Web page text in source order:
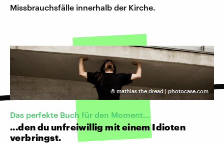
Missbrauchsfälle innerhalb der Kirche.
© mathias the dread | photocase.com
Das perfekte Buch für den Moment...
...den du unfreiwillig mit einem Idioten
verbringst.